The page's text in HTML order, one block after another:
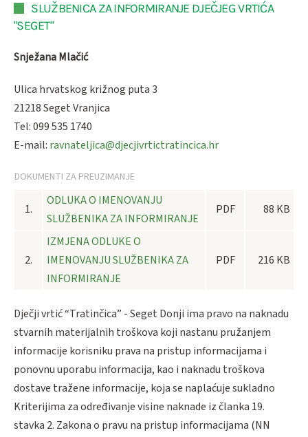
SLUŽBENICA ZA INFORMIRANJE DJEČJEG VRTIĆA
"SEGET"
Snježana Mlačić
Ulica hrvatskog križnog puta 3
21218 Seget Vranjica
Tel: 099 535 1740
E-mail: ravnateljica@djecjivrtictratincica.hr
DOKUMENTI ZA PREUZIMANJE
1.
ODLUKA O IMENOVANJU
SLUŽBENIKA ZA INFORMIRANJE
PDF 88 KB
2.
IZMJENA ODLUKE O
IMENOVANJU SLUŽBENIKA ZA
INFORMIRANJE
PDF 216 KB
Dječji vrtić “Tratinčica” - Seget Donji ima pravo na naknadu
stvarnih materijalnih troškova koji nastanu pružanjem
informacije korisniku prava na pristup informacijama i
ponovnu uporabu informacija, kao i naknadu troškova
dostave tražene informacije, koja se naplaćuje sukladno
Kriterijima za određivanje visine naknade iz članka 19.
stavka 2. Zakona o pravu na pristup informacijama (NN